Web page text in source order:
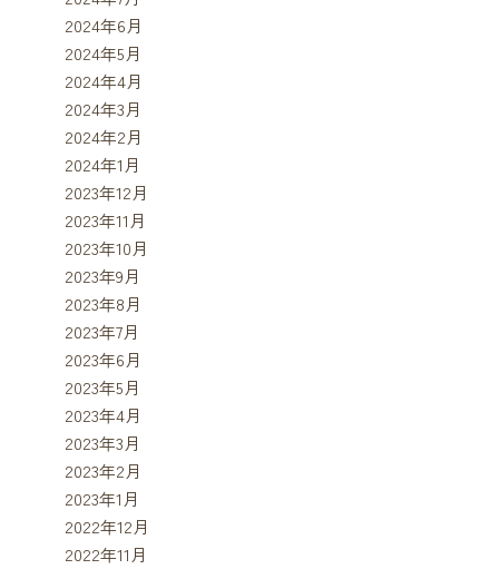
2024年6月
2024年5月
2024年4月
2024年3月
2024年2月
2024年1月
2023年12月
2023年11月
2023年10月
2023年9月
2023年8月
2023年7月
2023年6月
2023年5月
2023年4月
2023年3月
2023年2月
2023年1月
2022年12月
2022年11月